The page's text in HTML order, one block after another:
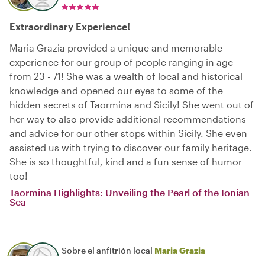
Extraordinary Experience!
Maria Grazia provided a unique and memorable
experience for our group of people ranging in age
from 23 - 71! She was a wealth of local and historical
knowledge and opened our eyes to some of the
hidden secrets of Taormina and Sicily! She went out of
her way to also provide additional recommendations
and advice for our other stops within Sicily. She even
assisted us with trying to discover our family heritage.
She is so thoughtful, kind and a fun sense of humor
too!
Taormina Highlights: Unveiling the Pearl of the Ionian
Sea
Sobre el anfitrión local Maria Grazia